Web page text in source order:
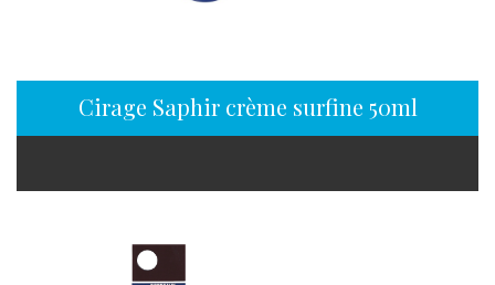
Cirage Saphir crème surfine 50ml